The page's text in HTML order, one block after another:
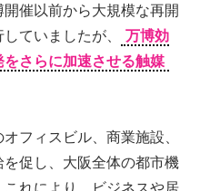
催以前から大規模な再開
ていましたが、
万博効
さらに加速させる触媒
フィスビル、商業施設、
促し、大阪全体の都市機